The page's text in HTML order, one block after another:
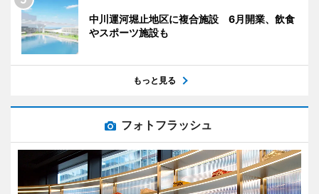
中川運河堀止地区に複合施設 6月開業、飲食
やスポーツ施設も
もっと見る
フォトフラッシュ